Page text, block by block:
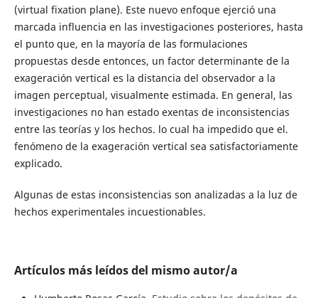
(virtual fixation plane). Este nuevo enfoque ejerció una
marcada influencia en las investigaciones posteriores, hasta
el punto que, en la mayoría de las formulaciones
propuestas desde entonces, un factor determinante de la
exageración vertical es la distancia del observador a la
imagen perceptual, visualmente estimada. En general, las
investigaciones no han estado exentas de inconsistencias
entre las teorías y los hechos. lo cual ha impedido que el.
fenómeno de la exageración vertical sea satisfactoriamente
explicado.
Algunas de estas inconsistencias son analizadas a la luz de
hechos experimentales incuestionables.
Artículos más leídos del mismo autor/a